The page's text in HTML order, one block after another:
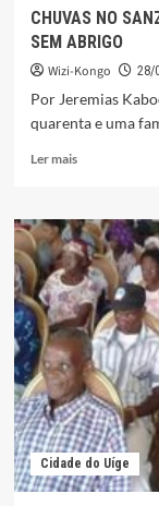
CHUVAS NO
SEM ABRIGO
Wizi-Kongo 28/
Por Jeremias
quarenta e uma
Ler maisLeia
CHUVAS
NO
SANZA
POMBO
DEIXA
MAIS
DE
40
FAMÍLIAS
SEM
ABRIGO
Cidade do Uíge